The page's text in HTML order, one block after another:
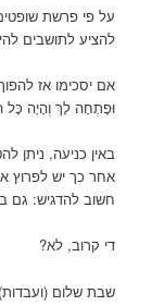
על פי פרשת
להציע לתושבים
אם יסכימו אז
וּפָתְחָה לָךְ וְהָיָה כָּל
באין כניעה, ניתן
אחר כך יש לפרוץ
חשוב להדגיש: גם
די קרוב, לא?
שבת שלום (ועבדות)